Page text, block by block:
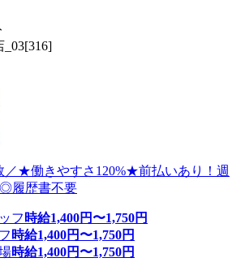
／★働きやすさ120%★前払いあり！週
履歴書不要
フ 時給1,400円〜1,750円
時給1,400円〜1,750円
時給1,400円〜1,750円